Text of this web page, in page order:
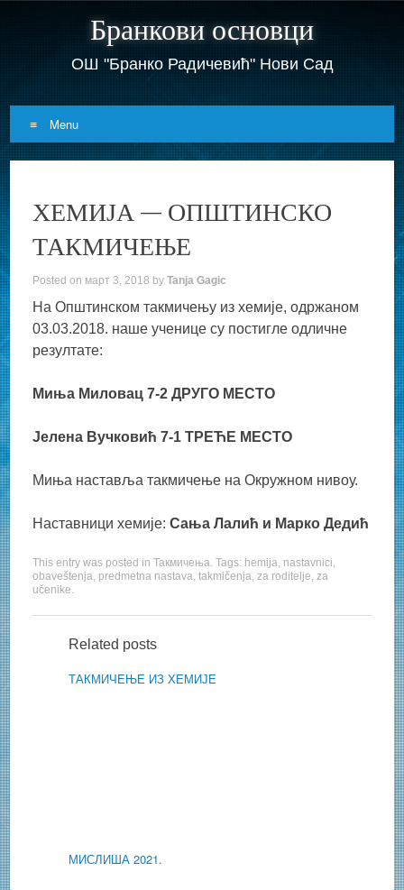
Бранкови основци
ОШ "Бранко Радичевић" Нови Сад
Menu
Skip
content
ХЕМИЈА – ОПШТИНСКО
ТАКМИЧЕЊЕ
Posted on март 3, 2018 byTanja Gagic
На Општинском такмичењу из хемије, одржаном
03.03.2018. наше ученице су постигле одличне
резултате:
Миња Миловац 7-2 ДРУГО МЕСТО
Јелена Вучковић 7-1 ТРЕЋЕ МЕСТО
Миња наставља такмичење на Окружном нивоу.
Наставници хемије:Сања Лалић и Марко Дедић
This entry was posted inТакмичења. Tags: hemija, nastavnici,
obaveštenja, predmetna nastava,takmičenja,za roditelje,za
učenike.
Related posts
ТАКМИЧЕЊЕ ИЗ ХЕМИЈЕ
МИСЛИША 2021.